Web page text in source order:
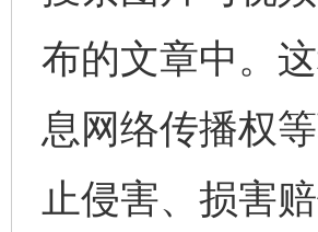
布的文章中。
息网络传播权
止侵害、损害